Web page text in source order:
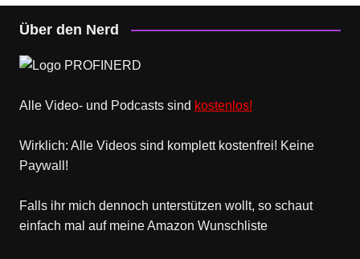
Über den Nerd
Alle Video- und Podcasts sind kostenlos!
Wirklich: Alle Videos sind komplett kostenfrei! Keine
Paywall!
Falls ihr mich dennoch unterstützen wollt, so schaut
einfach mal auf meine Amazon Wunschliste